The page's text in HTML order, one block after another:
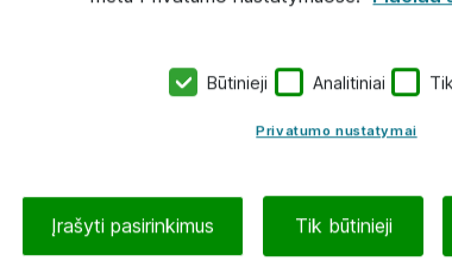
Būtinieji Analitiniai
Privatumo nustatymai
Įrašyti pasirinkimus Tik būtinieji